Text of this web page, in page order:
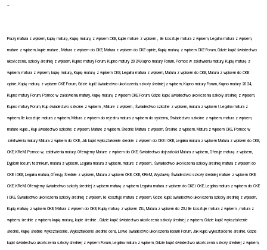
-
Frazy matura z wpisem, kupię maturę, Kupię maturę z wpisem CKE, kupie mature z wpisem , ile kosztuje matura z wpisem, Legalna matura z wpisem,
mature z wpisem, kupie mature , Matura z wpisem do CKE, Matura z wpisem do CKE opinie, Kupię maturę z wpisem CKE Forum, Gdzie kupić świadectwo
ukończenia, szkoły średniej z wpisem, Kupno matury Forum, Kupno matury 2024,Kupno matury Forum, Pomoc w załatwieniu matury, Kupię maturę z
wpisem, matura z wpisem, kupię maturę, Kupię maturę z wpisem CKE, Legalna matura z wpisem, Matura z wpisem do CKE, Matura z wpisem do CKE
opinie, Kupię maturę z wpisem CKE Forum, Gdzie kupić świadectwo ukończenia, szkoły średniej z wpisem, Kupno matury Forum, Kupno matury 2024,
Kupno matury Forum, Pomoc w załatwieniu matury, Kupię maturę z wpisem CKE Forum, Gdzie kupić świadectwo ukończenia szkoły średniej z wpisem,
Kupno matury Forum, Kup świadectwo szkolne z wpisem , Mature z wpisem , Świadectwo szkolne z wpisem, matura z wpisem !, Legalna matura z
wpisem, Ile kosztuje matura z wpisem, Matura z wpisem do rejestru matura z wpisem do systemu, Świadectwo szkolne z wpisem, matura z wpisem,
mature kupie., Kup świadectwo szkolne z wpisem, Mature z wpisem, Średnie Matura z wpisem, Średnie z wpisem, Matura z wpisem CKE, Pomoc w
załatwieniu matury Matura z wpisem do CKE, Jak kupić wykształcenie średnie z wpisem do CKE i OKE, Legalna matura z wpisem Matura z wpisem do CKE,
OKE, KReM, Pomoc w, załatwieniu matury, Oferujemy Mature z wpisem do CKE, Świadectwo dojrzałości Matura z wpisem, Oferuje maturę z wpisem,
Dyplom liceum, technikum, matura z wpisem, Legalna matura z wpisem, mature z wpisem., Świadectwo ukończenia szkoły średniej matura z wpisem do
CKE i OKE, Legalna matura, Oferuję Średnie z wpisem, Matura z wpisem OKE, CKE, KReM, Wystawię Świadectwo szkoły średniej, mature z wpisem OKE,
CKE, KReM, Oferujemy świadectwo szkoły średniej z wpisem maturę z wpisem Legalna matura z wpisem do CKE i OKE, Legalna matura z wpisem do CKE
i OKE, Świadectwo ukończenia szkoły średniej z wpisem, Ile kosztuje matura z wpisem, Gdzie kupić świadectwo ukończenia szkoły średniej z wpisem,
Kupię maturę z wpisem OKE, Matura z wpisem do OKE, Kupię maturę z wpisem ZIU, Matura z wpisem do ZIU, Ile kosztuje matura z wpisem , matura z
wpisem, średnie z wpisem, kupię maturę, kupie średnie , Gdzie kupić świadectwo ukończenia szkoły średniej z wpisem, Gdzie kupić wykształcenie
średnie, Kupię średnie wykształcenie, Wykształcenie średnie cena, Lewe świadectwo ukończenia liceum Forum, Jak kupić wykształcenie średnie, Gdzie
kupić świadectwo ukończenia szkoły średniej z wpisem Forum, Legalna matura z wpisem, Gdzie kupić świadectwo ukończenia szkoły średniej z wpisem,